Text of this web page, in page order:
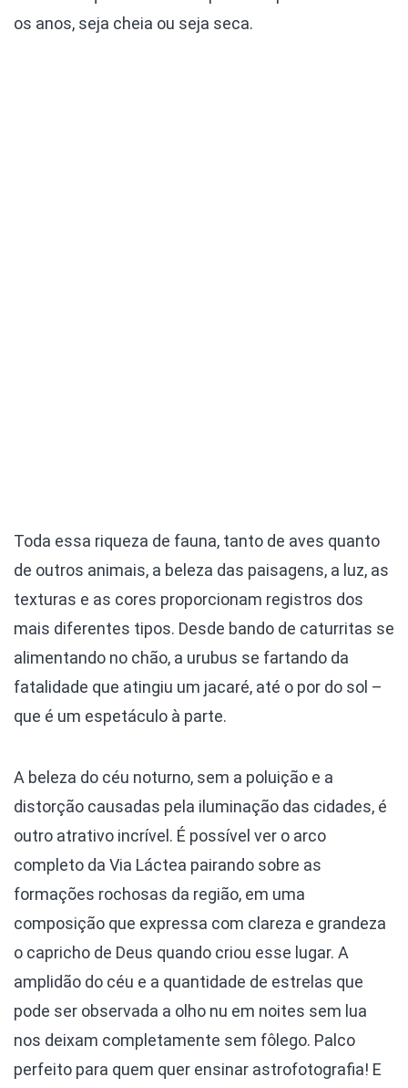
os anos, seja cheia ou seja seca.
Toda essa riqueza de fauna, tanto de aves quanto
de outros animais, a beleza das paisagens, a luz, as
texturas e as cores proporcionam registros dos
mais diferentes tipos. Desde bando de caturritas se
alimentando no chão, a urubus se fartando da
fatalidade que atingiu um jacaré, até o por do sol –
que é um espetáculo à parte.
A beleza do céu noturno, sem a poluição e a
distorção causadas pela iluminação das cidades, é
outro atrativo incrível. É possível ver o arco
completo da Via Láctea pairando sobre as
formações rochosas da região, em uma
composição que expressa com clareza e grandeza
o capricho de Deus quando criou esse lugar. A
amplidão do céu e a quantidade de estrelas que
pode ser observada a olho nu em noites sem lua
nos deixam completamente sem fôlego. Palco
perfeito para quem quer ensinar astrofotografia! E